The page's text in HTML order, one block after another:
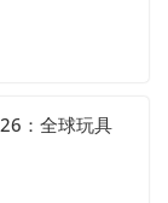
：全球玩具